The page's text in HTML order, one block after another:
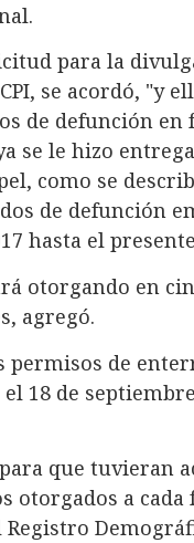
para la
se acordó, "y
de defunción en
se le hizo
como se
de defunción
hasta el
otorgando en
agregó.
permisos de
18 de
que tuvieran
otorgados a cada
Registro